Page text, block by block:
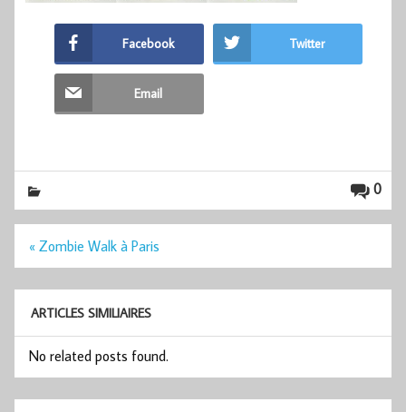
Facebook Twitter
Email
0
Navigation
l’article
« Zombie Walk à Paris
ARTICLES SIMILIAIRES
No related posts found.